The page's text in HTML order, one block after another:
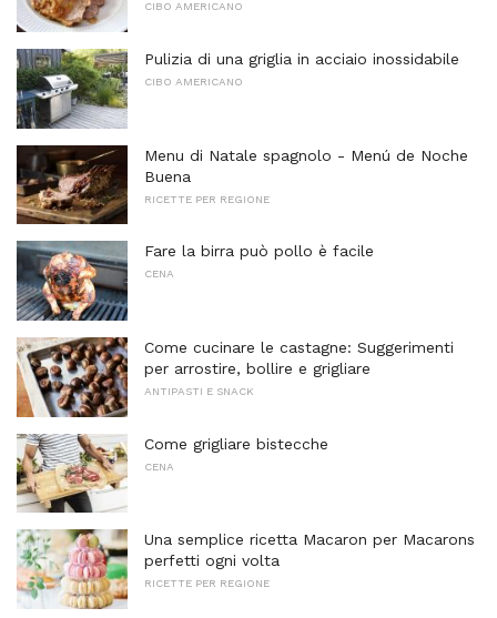
CIBO AMERICANO
Pulizia di una griglia in acciaio inossidabile
CIBO AMERICANO
Menu di Natale spagnolo - Menú de Noche
Buena
RICETTE PER REGIONE
Fare la birra può pollo è facile
CENA
Come cucinare le castagne: Suggerimenti
per arrostire, bollire e grigliare
ANTIPASTI E SNACK
Come grigliare bistecche
CENA
Una semplice ricetta Macaron per Macarons
perfetti ogni volta
RICETTE PER REGIONE